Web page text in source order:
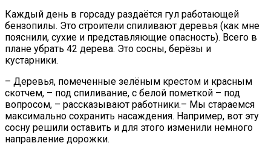
Каждый день в горсаду раздаётся гул работающей
бензопилы. Это строители спиливают деревья (как мне
пояснили, сухие и представляющие опасность). Всего в
плане убрать 42 дерева. Это сосны, берёзы и
кустарники.
– Деревья, помеченные зелёным крестом и красным
скотчем, – под спиливание, с белой пометкой – под
вопросом, – рассказывают работники.– Мы стараемся
максимально сохранить насаждения. Например, вот эту
сосну решили оставить и для этого изменили немного
направление дорожки.